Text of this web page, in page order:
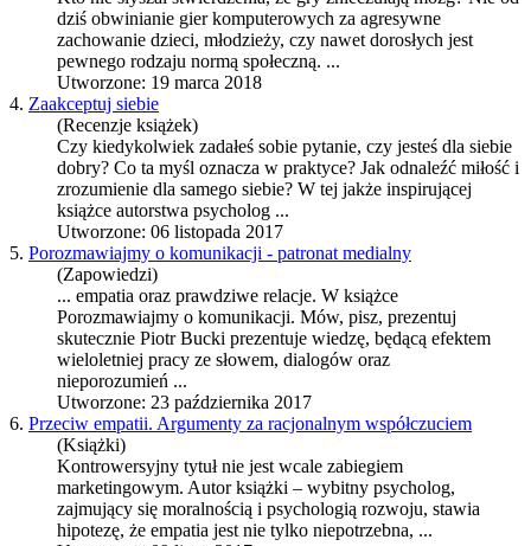
dziś obwinianie gier komputerowych za agresywne
zachowanie dzieci, młodzieży, czy nawet dorosłych jest
pewnego rodzaju normą społeczną. ...
Utworzone: 19 marca 2018
4. Zaakceptuj siebie
(Recenzje książek)
Czy kiedykolwiek zadałeś sobie pytanie, czy jesteś dla siebie
dobry? Co ta myśl oznacza w praktyce? Jak odnaleźć miłość i
zrozumienie dla samego siebie? W tej jakże inspirującej
książce autorstwa psycholog ...
Utworzone: 06 listopada 2017
5. Porozmawiajmy o komunikacji - patronat medialny
(Zapowiedzi)
... empatia oraz prawdziwe relacje. W książce
Porozmawiajmy o komunikacji. Mów, pisz, prezentuj
skutecznie Piotr Bucki prezentuje wiedzę, będącą efektem
wieloletniej pracy ze słowem, dialogów oraz
nieporozumień ...
Utworzone: 23 października 2017
6. Przeciw empatii. Argumenty za racjonalnym współczuciem
(Książki)
Kontrowersyjny tytuł nie jest wcale zabiegiem
marketingowym. Autor książki – wybitny psycholog,
zajmujący się moralnością i psychologią rozwoju, stawia
hipotezę, że empatia jest nie tylko niepotrzebna, ...